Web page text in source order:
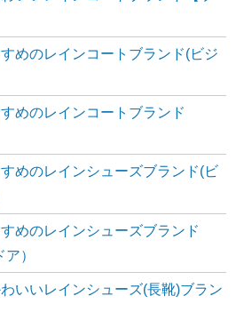
めのレインコートブランド(ビジ
めのレインコートブランド
めのレインシューズブランド(ビ
めのレインシューズブランド
）
いいレインシューズ(長靴)ブラン